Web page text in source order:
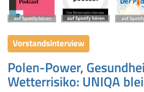
Vorstandsinterview
Polen-Power,
Wetterrisiko: UNIQA